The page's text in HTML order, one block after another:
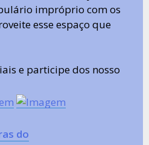
impróprio com os
esse espaço que
e participe dos nosso
do